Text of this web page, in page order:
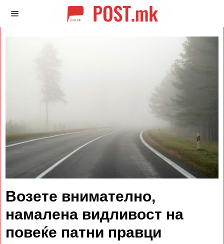
Возете внимателно,
намалена видливост на
повеќе патни правци